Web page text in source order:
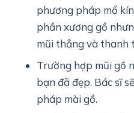
phương pháp mổ
phần xương gồ
mũi thẳng và thanh
Trường hợp mũi gồ
bạn đã đẹp. Bác sĩ
pháp mài gồ.